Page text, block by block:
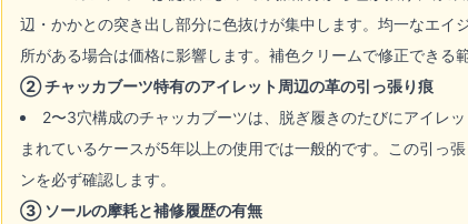
辺・かかとの突き出し部分に色抜けが集中します。均一なエ
所がある場合は価格に影響します。補色クリームで修正できる
② チャッカブーツ特有のアイレット周辺の革の引っ張り痕
2〜3穴構成のチャッカブーツは、脱ぎ履きのたびにアイレ
まれているケースが5年以上の使用では一般的です。この引っ
ンを必ず確認します。
③ ソールの摩耗と補修履歴の有無